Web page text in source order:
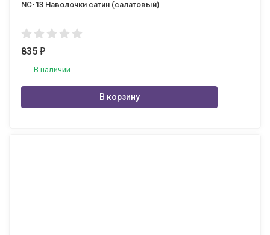
NC-13 Наволочки сатин (салатовый)
835₽
В наличии
В корзину